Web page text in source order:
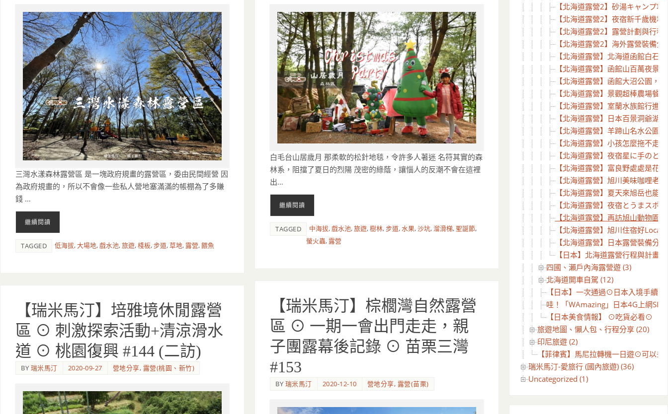
三灣水漾森林露營區 是一塊政府規畫的露營區，委由民間經營 因
為政府規畫的，所以不會像一些私人營地塞滿滿的帳棚為了多賺
錢 …
繼續閱讀
TAGGED 低海拔,大場地,戲水池,旅遊,棧板,步道,草地, 露營,餵魚
白毛台山居歲月 那柔軟的松針地毯，令許多人著迷 名符其實的森
林系，阻擋了夏日的烈陽 茂密的綠蔭，讓惱人的反潮不會在這裡
出…
繼續閱讀
TAGGED 中海拔,戲水池,旅遊,樹林,步道,水果,沙坑,溜滑梯,聖誕節,
螢火蟲, 露營
【瑞米馬汀】棕櫚灣自然露營
區 ⊙ 一期一會出門走走，親
子團露幕後記錄 ⊙ 苗栗三灣
#153
BY 瑞米馬汀 2020-12-10 營地分享, 露營(苗栗)
【瑞米馬汀】培雅境休閒露營
區 ⊙ 刺激探索活動+清涼滑水
道 ⊙ 桃園復興 #144 (二訪)
BY 瑞米馬汀 2020-09-27 營地分享, 露營(桃園、新竹)
【北海道露營2】砂湯キャンプ
【北海道露營2】夜宿新千歲機
【北海道露營2】露營計劃與行程
【北海道露營2】海外露營裝備分
【北海道露營】北海道函館白石
【北海道露營】函館山百萬夜景
【北海道露營】函館大沼公園，
【北海道露營】景觀超棒農場餐
【北海道露營】室蘭水族館行進
【北海道露營】日本百景洞爺湖
【北海道露營】羊蹄山名水公園
【北海道露營】小孩怎麼拖不走
【北海道露營】夜宿星に手のと
【北海道露營】富良野處處是花
【北海道露營】旭川美味咖哩老
【北海道露營】夏天來旭岳也能
【北海道露營】夜宿とうまスポ
【北海道露營】再訪旭山動物園
【北海道露營】旭川住宿好Local
【北海道露營】日本露營裝備分
【日本】北海道露營行程與計畫
四國、瀨戶內海露營遊 (3)
北海道開車自駕 (12)
【日本】一次通過⊙日本入境手續線
哇！「WAmazing」日本4G上網
【日本美食情報】 ⊙吃貨必看⊙
旅遊地圖、懶人包、行程分享 (20)
印尼旅遊 (2)
【菲律賓】馬尼拉轉機一日遊⊙可以去
瑞米馬汀-愛旅行 (國內旅遊) (36)
Uncategorized (1)